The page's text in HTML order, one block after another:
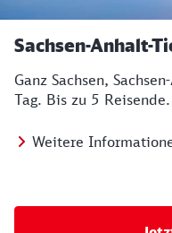
Sachsen-Anhalt-
Ganz Sachsen,
Tag. Bis zu 5 Reisende.
Weitere